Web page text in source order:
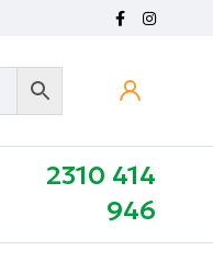
2310 414
946